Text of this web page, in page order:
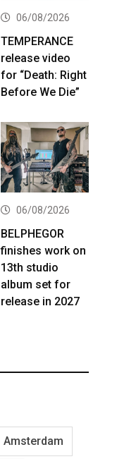
06/08/2026
TEMPERANCE
release video
for “Death: Right
Before We Die”
06/08/2026
BELPHEGOR
finishes work on
13th studio
album set for
release in 2027
Amsterdam